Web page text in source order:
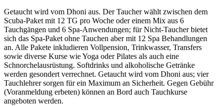
Getaucht wird vom Dhoni aus. Der Taucher wählt zwischen dem
Scuba-Paket mit 12 TG pro Woche oder einem Mix aus 6
Tauchgängen und 6 Spa-Anwendungen; für Nicht-Taucher bietet
sich das Spa-Paket ohne Tauchen aber mit 12 Spa Behandlungen
an. Alle Pakete inkludieren Vollpension, Trinkwasser, Transfers
sowie diverse Kurse wie Yoga oder Pilates als auch eine
Schnorchelausrüstung. Softdrinks und alkoholische Getränke
werden gesondert verrechnet. Getaucht wird vom Dhoni aus; vier
Tauchlehrer sorgen für ein Maximum an Sicherheit. Gegen Gebühr
(Voranmeldung erbeten) können an Bord auch Tauchkurse
angeboten werden.